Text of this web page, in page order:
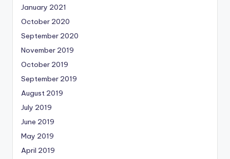
January 2021
October 2020
September 2020
November 2019
October 2019
September 2019
August 2019
July 2019
June 2019
May 2019
April 2019